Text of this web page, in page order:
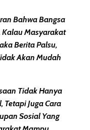
Bahwa Bangsa
Kalau Masyarakat
Berita Palsu,
Akan Mudah
Tidak Hanya
Juga Cara
Sosial Yang